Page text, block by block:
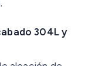
304L y